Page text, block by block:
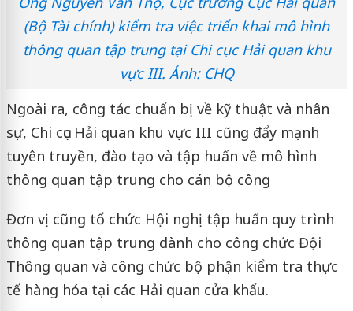
(Bộ Tài chính) kiểm tra việc triển khai mô hình
thông quan tập trung tại Chi cục Hải quan khu
vực III. Ảnh: CHQ
Ngoài ra, công tác chuẩn bị về kỹ thuật và nhân
sự, Chi cục Hải quan khu vực III cũng đẩy mạnh
tuyên truyền, đào tạo và tập huấn về mô hình
thông quan tập trung cho cán bộ công
Đơn vị cũng tổ chức Hội nghị tập huấn quy trình
thông quan tập trung dành cho công chức Đội
Thông quan và công chức bộ phận kiểm tra thực
tế hàng hóa tại các Hải quan cửa khẩu.